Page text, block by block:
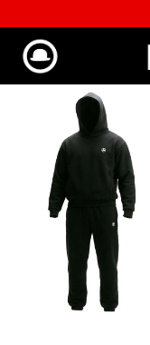
SALDI %